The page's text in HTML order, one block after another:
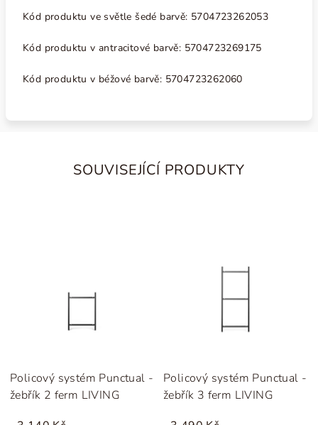
Kód produktu ve světle šedé barvě: 5704723262053
Kód produktu v antracitové barvě: 5704723269175
Kód produktu v béžové barvě: 5704723262060
SOUVISEJÍCÍ PRODUKTY
Policový systém Punctual -
žebřík 2 ferm LIVING
Policový systém Punctual -
žebřík 3 ferm LIVING